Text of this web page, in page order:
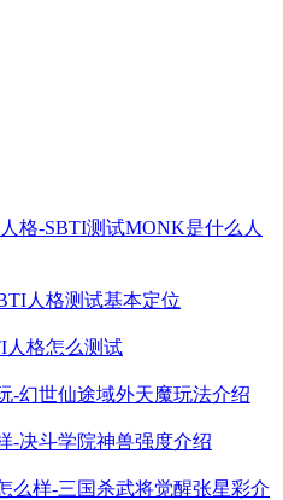
格-SBTI测试MONK是什么人
人格测试基本定位
人格怎么测试
-幻世仙途域外天魔玩法介绍
-决斗学院神兽强度介绍
么样-三国杀武将觉醒张星彩介